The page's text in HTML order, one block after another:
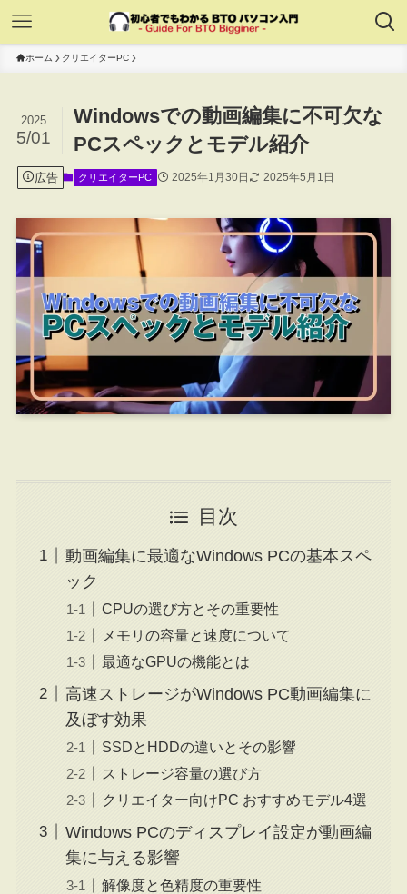
ホーム クリエイターPC
Windowsでの動画編集に不可欠な
PCスペックとモデル紹介
2025
5/01
広告 クリエイターPC 2025年1月30日 2025年5月1日
目次
動画編集に最適なWindows PCの基本スペ
ック
CPUの選び方とその重要性
メモリの容量と速度について
最適なGPUの機能とは
高速ストレージがWindows PC動画編集に
及ぼす効果
SSDとHDDの違いとその影響
ストレージ容量の選び方
クリエイター向けPC おすすめモデル4選
Windows PCのディスプレイ設定が動画編
集に与える影響
解像度と色精度の重要性